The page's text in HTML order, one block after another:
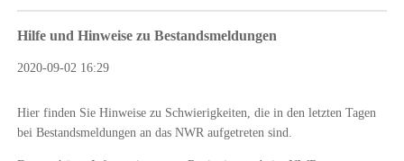
Hilfe und Hinweise zu Bestandsmeldungen
2020-09-02 16:29
Hier finden Sie Hinweise zu Schwierigkeiten, die in den letzten Tagen
bei Bestandsmeldungen an das NWR aufgetreten sind.